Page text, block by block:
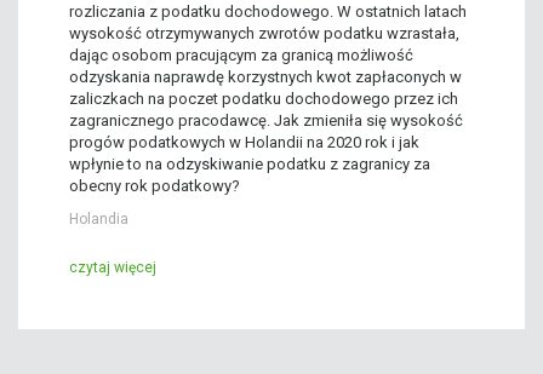
rozliczania z podatku dochodowego. W ostatnich latach
wysokość otrzymywanych zwrotów podatku wzrastała,
dając osobom pracującym za granicą możliwość
odzyskania naprawdę korzystnych kwot zapłaconych w
zaliczkach na poczet podatku dochodowego przez ich
zagranicznego pracodawcę. Jak zmieniła się wysokość
progów podatkowych w Holandii na 2020 rok i jak
wpłynie to na odzyskiwanie podatku z zagranicy za
obecny rok podatkowy?
Holandia
czytaj więcej